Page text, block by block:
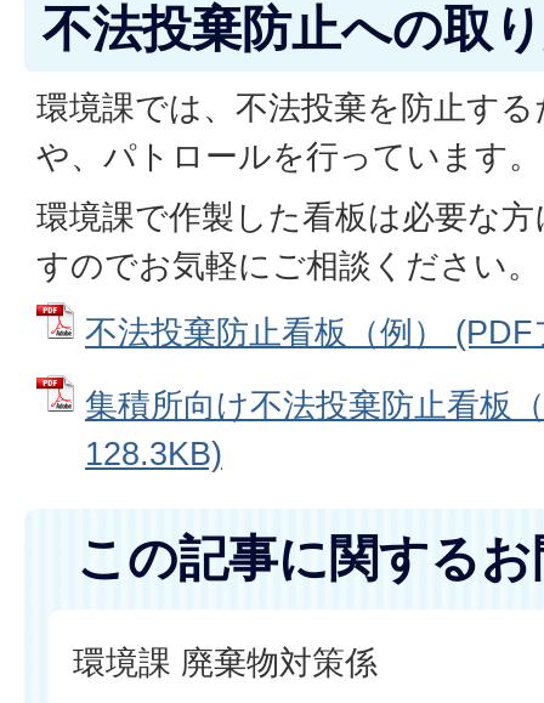
不法投棄防止への取
環境課では、不法投棄を防止す
や、パトロールを行っています。
環境課で作製した看板は必要な
すのでお気軽にご相談ください。
不法投棄防止看板（例）
集積所向け不法投棄防止看板
128.3KB)
この記事に関する
環境課 廃棄物対策係